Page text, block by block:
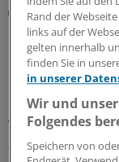
Umfassendes
UV-GOÄ: Wie
höheren
Die
überarbeitet.
Vertragsärzte
Zuschläge. Ein
Rand der
links auf der
gelten innerhalb
finden Sie in
in unserer
Wir und
Folgendes
Speichern von